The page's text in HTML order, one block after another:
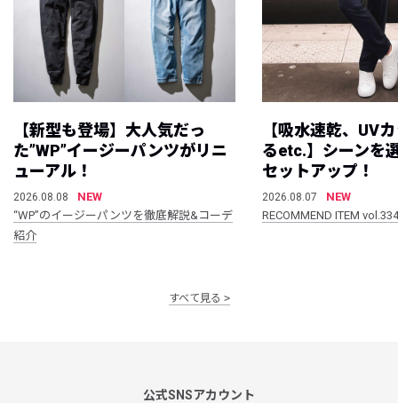
【新型も登場】大人気だっ
た”WP”イージーパンツがリニ
ューアル！
2026.08.08
NEW
“WP”のイージーパンツを徹底解説&コーデ
紹介
【吸水速乾、UV
るetc.】シーンを
セットアップ！
2026.08.07
NEW
RECOMMEND ITEM vol.334
すべて見る
公式SNSアカウント